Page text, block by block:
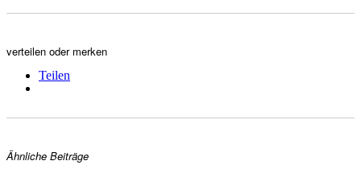
verteilen oder merken
Teilen
Ähnliche Beiträge